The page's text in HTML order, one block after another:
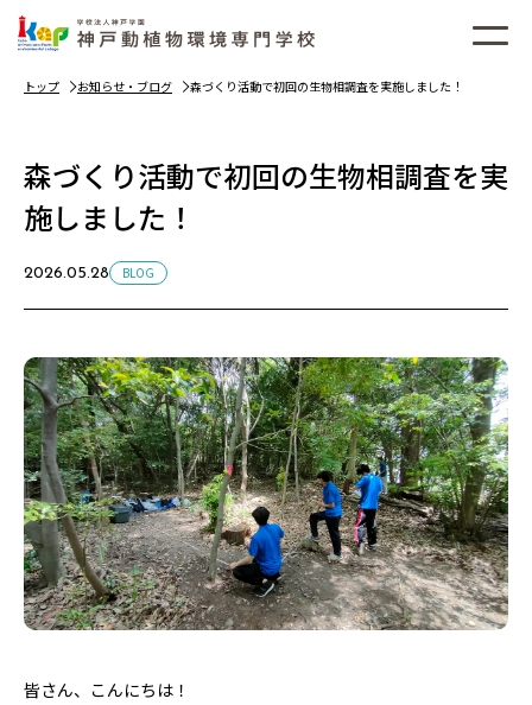
トップ お知らせ・ブログ 森づくり活動で初回の生物相調査を実施しました！
森づくり活動で初回の生物相調査を実
施しました！
2026.05.28 BLOG
皆さん、こんにちは！